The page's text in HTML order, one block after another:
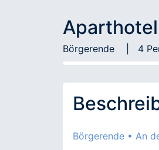
Börgerende 4
Börgerende • An